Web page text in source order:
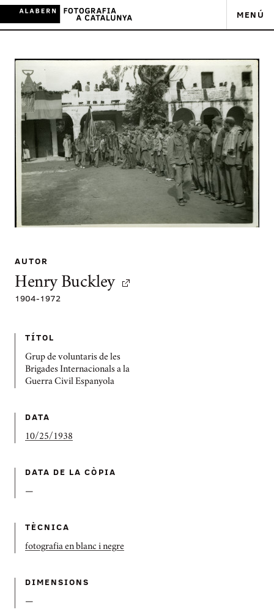
MENÚ
AUTOR
Henry Buckley
1904-1972
TÍTOL
Grup de voluntaris de les
Brigades Internacionals a la
Guerra Civil Espanyola
DATA
10/25/1938
DATA DE LA CÒPIA
—
TÈCNICA
fotografia en blanc i negre
DIMENSIONS
—